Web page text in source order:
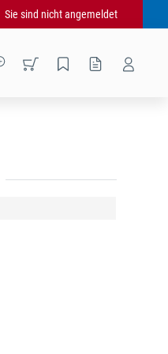
Sie sind nicht angemeldet